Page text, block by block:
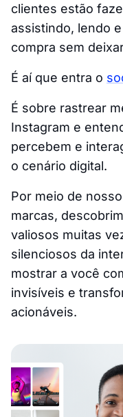
clientes estão
assistindo, lendo
compra sem
É aí que entra o
É sobre rastrear
Instagram e
percebem e
o cenário digital.
Por meio de
marcas,
valiosos muitas
silenciosos da
mostrar a você
invisíveis e
acionáveis.